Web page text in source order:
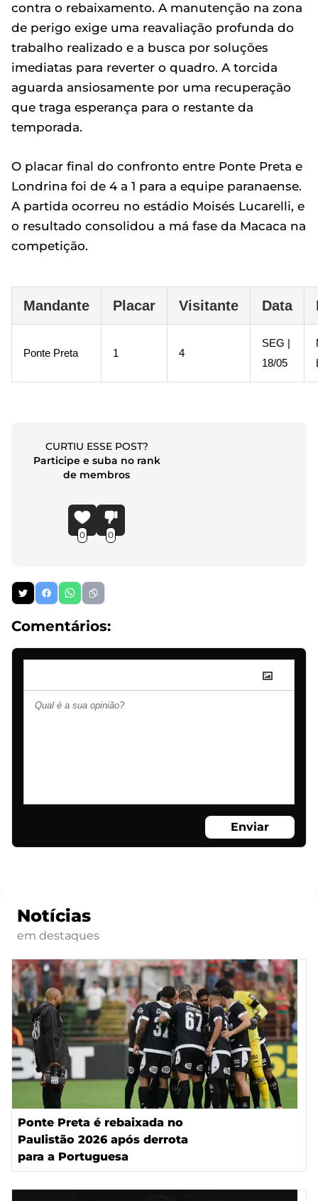
contra o rebaixamento. A manutenção na zona
de perigo exige uma reavaliação profunda do
trabalho realizado e a busca por soluções
imediatas para reverter o quadro. A torcida
aguarda ansiosamente por uma recuperação
que traga esperança para o restante da
temporada.
O placar final do confronto entre Ponte Preta e
Londrina foi de 4 a 1 para a equipe paranaense.
A partida ocorreu no estádio Moisés Lucarelli, e
o resultado consolidou a má fase da Macaca na
competição.
Mandante Placar Visitante Data
Ponte Preta 1 4
SEG |
18/05
CURTIU ESSE POST?
Participe e suba no rank
de membros
0 0
Comentários:
Enviar
Notícias
em destaques
Ponte Preta é rebaixada no
Paulistão 2026 após derrota
para a Portuguesa